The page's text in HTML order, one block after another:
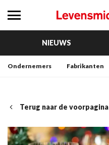
NIEUWS
Ondernemers Fabrikanten
Terug naar de voorpagina